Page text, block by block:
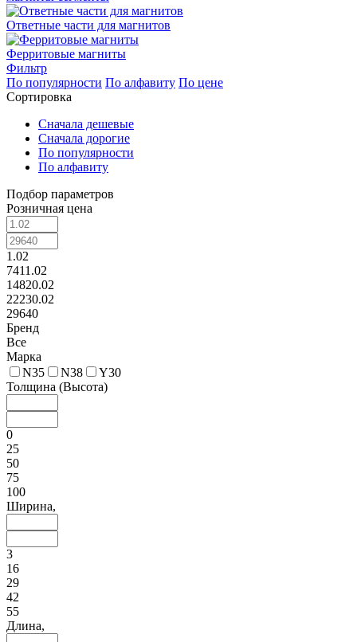
Ответные части для магнитов
Ферритовые магниты
Фильтр
По популярности По алфавиту По цене
Сортировка
Сначала дешевые
Сначала дорогие
По популярности
По алфавиту
Подбор параметров
Розничная цена
1.02
7411.02
14820.02
22230.02
29640
Бренд
Все
Марка
N35
N38
Y30
Толщина (Высота)
0
25
50
75
100
Ширина,
3
16
29
42
55
Длина,